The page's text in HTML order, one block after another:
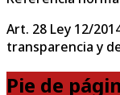
Art. 28 Ley 12/
transparencia y
Pie de